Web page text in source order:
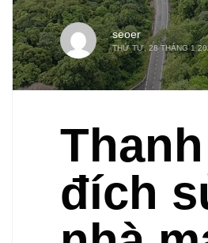
seoer
THỨ TƯ, 28 THÁNG 1
đích